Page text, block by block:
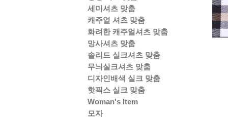
세미셔츠 맞춤
캐주얼 셔츠 맞춤
화려한 캐주얼셔츠 맞춤
망사셔츠 맞춤
솔리드 실크셔츠 맞춤
무늬실크셔츠 맞춤
디자인배색 실크 맞춤
핫픽스 실크 맞춤
Woman's Item
모자